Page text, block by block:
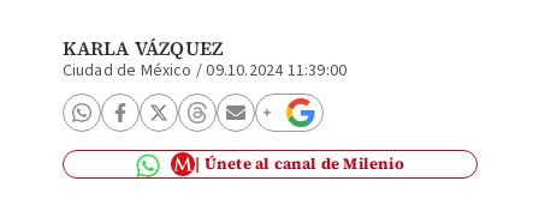
KARLA VÁZQUEZ
Ciudad de México /09.10.2024 11:39:00
Únete al canal de Milenio